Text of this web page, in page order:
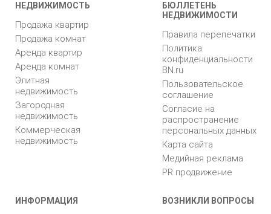
НЕДВИЖИМОСТЬ
Продажа квартир
Продажа комнат
Аренда квартир
Аренда комнат
Элитная
недвижимость
Загородная
недвижимость
Коммерческая
недвижимость
БЮЛЛЕТЕНЬ
НЕДВИЖИМОСТИ
Правила перепечатки
Политика
конфиденциальности
BN.ru
Пользовательское
соглашение
Согласие на
распространение
персональных данных
Карта сайта
Медийная реклама
PR продвижение
ИНФОРМАЦИЯ ВОЗНИКЛИ ВОПРОСЫ